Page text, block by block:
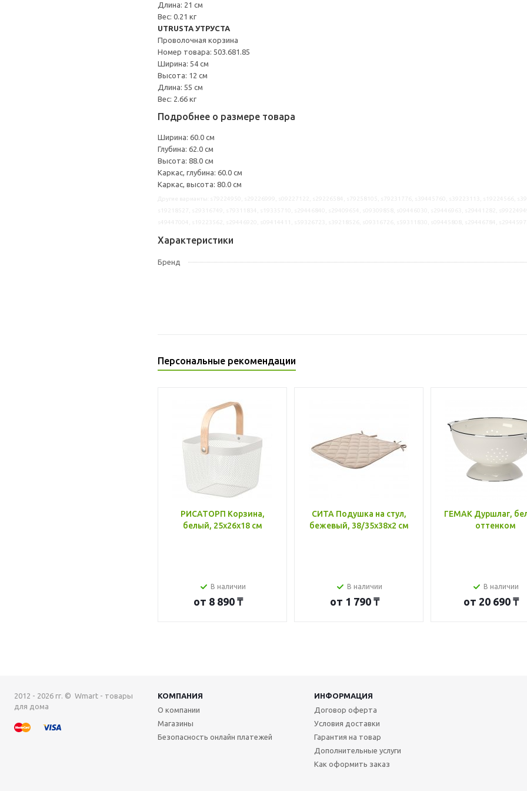
Длина: 21 см
Вес: 0.21 кг
UTRUSTA УТРУСТА
Проволочная корзина
Номер товара: 503.681.85
Ширина: 54 см
Высота: 12 см
Длина: 55 см
Вес: 2.66 кг
Подробнее о размере товара
Ширина: 60.0 см
Глубина: 62.0 см
Высота: 88.0 см
Каркас, глубина: 60.0 см
Каркас, высота: 80.0 см
Характеристики
Бренд
Персональные рекомендации
РИСАТОРП Корзина,
белый, 25x26x18 см
В наличии
от 8 890 ₸
СИТА Подушка на стул,
бежевый, 38/35x38x2 см
В наличии
от 1 790 ₸
ГЕМАК Дуршлаг,
оттенком
В наличии
от 20 690 ₸
2012 - 2026 гг. © Wmart - товары
для дома
КОМПАНИЯ
ИНФОРМАЦИЯ
О компании
Магазины
Безопасность онлайн платежей
Договор оферта
Условия доставки
Гарантия на товар
Дополнительные услуги
Как оформить заказ